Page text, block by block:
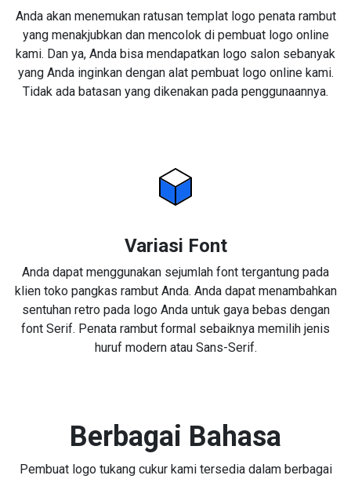
Anda akan menemukan ratusan templat logo penata rambut
yang menakjubkan dan mencolok di pembuat logo online
kami. Dan ya, Anda bisa mendapatkan logo salon sebanyak
yang Anda inginkan dengan alat pembuat logo online kami.
Tidak ada batasan yang dikenakan pada penggunaannya.
Variasi Font
Anda dapat menggunakan sejumlah font tergantung pada
klien toko pangkas rambut Anda. Anda dapat menambahkan
sentuhan retro pada logo Anda untuk gaya bebas dengan
font Serif. Penata rambut formal sebaiknya memilih jenis
huruf modern atau Sans-Serif.
Berbagai Bahasa
Pembuat logo tukang cukur kami tersedia dalam berbagai